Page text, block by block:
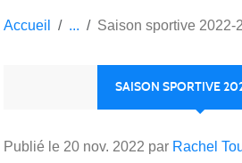
Accueil Saison sportive 2022-
SAISON SPORTIVE
Publié le 20 nov. 2022 par Rachel